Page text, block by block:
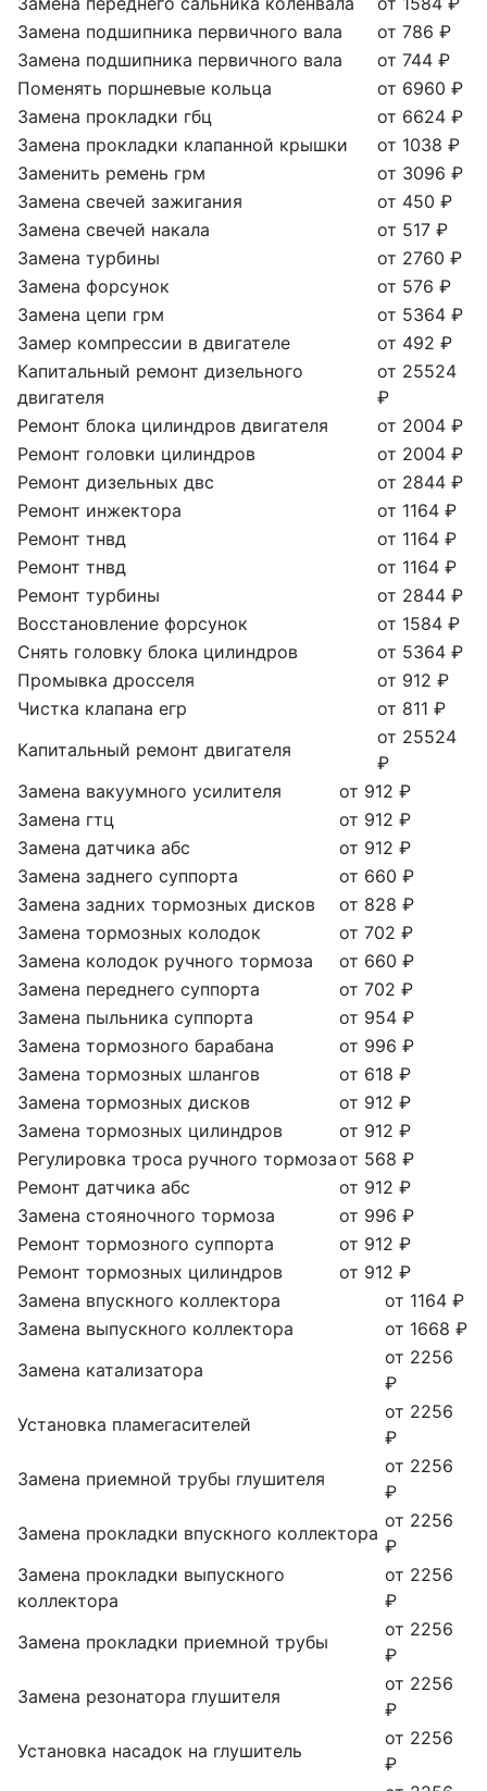
Замена подшипника первичного вала
от 786 ₽
Замена подшипника первичного вала
от 744 ₽
Поменять поршневые кольца
от 6960 ₽
Замена прокладки гбц
от 6624 ₽
Замена прокладки клапанной крышки
от 1038 ₽
Заменить ремень грм
от 3096 ₽
Замена свечей зажигания
от 450 ₽
Замена свечей накала
от 517 ₽
Замена турбины
от 2760 ₽
Замена форсунок
от 576 ₽
Замена цепи грм
от 5364 ₽
Замер компрессии в двигателе
от 492 ₽
Капитальный ремонт дизельного
двигателя
от 25524
₽
Ремонт блока цилиндров двигателя
от 2004 ₽
Ремонт головки цилиндров
от 2004 ₽
Ремонт дизельных двс
от 2844 ₽
Ремонт инжектора
от 1164 ₽
Ремонт тнвд
от 1164 ₽
Ремонт тнвд
от 1164 ₽
Ремонт турбины
от 2844 ₽
Восстановление форсунок
от 1584 ₽
Снять головку блока цилиндров
от 5364 ₽
Промывка дросселя
от 912 ₽
Чистка клапана егр
от 811 ₽
Капитальный ремонт двигателя
от 25524
₽
Замена вакуумного усилителя
от 912 ₽
Замена гтц
от 912 ₽
Замена датчика абс
от 912 ₽
Замена заднего суппорта
от 660 ₽
Замена задних тормозных дисков
от 828 ₽
Замена тормозных колодок
от 702 ₽
Замена колодок ручного тормоза
от 660 ₽
Замена переднего суппорта
от 702 ₽
Замена пыльника суппорта
от 954 ₽
Замена тормозного барабана
от 996 ₽
Замена тормозных шлангов
от 618 ₽
Замена тормозных дисков
от 912 ₽
Замена тормозных цилиндров
от 912 ₽
Регулировка троса ручного тормозаот 568 ₽
Ремонт датчика абс
от 912 ₽
Замена стояночного тормоза
от 996 ₽
Ремонт тормозного суппорта
от 912 ₽
Ремонт тормозных цилиндров
от 912 ₽
Замена впускного коллектора
от 1164 ₽
Замена выпускного коллектора
от 1668 ₽
Замена катализатора
от 2256
₽
Установка пламегасителей
от 2256
₽
Замена приемной трубы глушителя
от 2256
₽
Замена прокладки впускного коллектора
от 2256
₽
Замена прокладки выпускного
коллектора
от 2256
₽
Замена прокладки приемной трубы
от 2256
₽
Замена резонатора глушителя
от 2256
₽
Установка насадок на глушитель
от 2256
₽